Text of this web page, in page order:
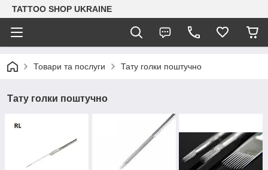
TATTOO SHOP UKRAINE
Товари та послуги Тату голки поштучно
Тату голки поштучно